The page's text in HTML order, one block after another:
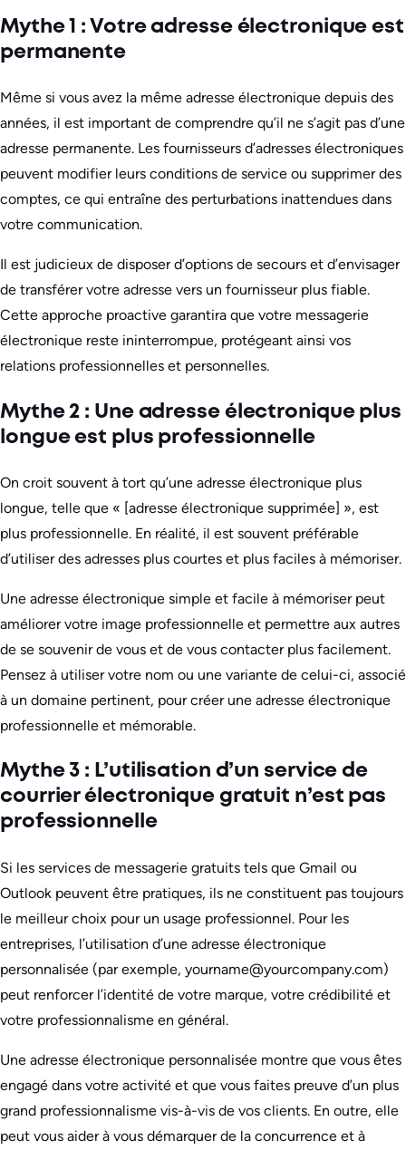
Mythe 1 : Votre adresse électronique est
permanente
Même si vous avez la même adresse électronique depuis des
années, il est important de comprendre qu’il ne s’agit pas d’une
adresse permanente. Les fournisseurs d’adresses électroniques
peuvent modifier leurs conditions de service ou supprimer des
comptes, ce qui entraîne des perturbations inattendues dans
votre communication.
Il est judicieux de disposer d’options de secours et d’envisager
de transférer votre adresse vers un fournisseur plus fiable.
Cette approche proactive garantira que votre messagerie
électronique reste ininterrompue, protégeant ainsi vos
relations professionnelles et personnelles.
Mythe 2 : Une adresse électronique plus
longue est plus professionnelle
On croit souvent à tort qu’une adresse électronique plus
longue, telle que « [adresse électronique supprimée] », est
plus professionnelle. En réalité, il est souvent préférable
d’utiliser des adresses plus courtes et plus faciles à mémoriser.
Une adresse électronique simple et facile à mémoriser peut
améliorer votre image professionnelle et permettre aux autres
de se souvenir de vous et de vous contacter plus facilement.
Pensez à utiliser votre nom ou une variante de celui-ci, associé
à un domaine pertinent, pour créer une adresse électronique
professionnelle et mémorable.
Mythe 3 : L’utilisation d’un service de
courrier électronique gratuit n’est pas
professionnelle
Si les services de messagerie gratuits tels que Gmail ou
Outlook peuvent être pratiques, ils ne constituent pas toujours
le meilleur choix pour un usage professionnel. Pour les
entreprises, l’utilisation d’une adresse électronique
personnalisée (par exemple, yourname@yourcompany.com)
peut renforcer l’identité de votre marque, votre crédibilité et
votre professionnalisme en général.
Une adresse électronique personnalisée montre que vous êtes
engagé dans votre activité et que vous faites preuve d’un plus
grand professionnalisme vis-à-vis de vos clients. En outre, elle
peut vous aider à vous démarquer de la concurrence et à